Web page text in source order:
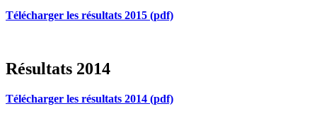
Télécharger les résultats 2015 (pdf)
Résultats 2014
Télécharger les résultats 2014 (pdf)